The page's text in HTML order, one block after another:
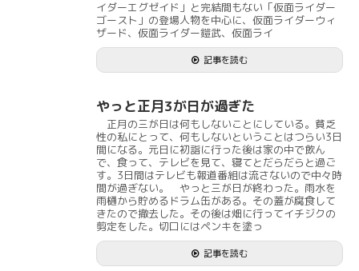
イダーエグゼイド」と完結間もない「仮面ライダー
ゴースト」の登場人物を中心に、仮面ライダーウィ
ザード、仮面ライダー鎧武、仮面ライ
記事を読む
やっと正月3が日が過ぎた
正月の三が日は何もしないことにしている。貧乏
性の私にとって、何もしないということはつらい3日
間になる。元日に初詣に行った後は家の中で飲ん
で、食って、テレビを見て、寝てとだらだらと過ご
す。3日間はテレビも報道番組は流さないので中々時
間が過ぎない。 やっと三が日が終わった。雨水を
雨樋から貯めるドラム缶がある。その蓋が腐食して
きたので撤去した。その後は畑に行ってイチジクの
剪定をした。切口にはペンキを塗っ
記事を読む